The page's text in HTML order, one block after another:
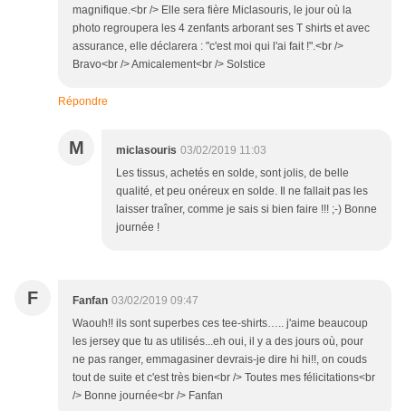
magnifique.<br /> Elle sera fière Miclasouris, le jour où la
photo regroupera les 4 zenfants arborant ses T shirts et avec
assurance, elle déclarera : "c'est moi qui l'ai fait !".<br />
Bravo<br /> Amicalement<br /> Solstice
Répondre
M miclasouris 03/02/2019 11:03
Les tissus, achetés en solde, sont jolis, de belle
qualité, et peu onéreux en solde. Il ne fallait pas les
laisser traîner, comme je sais si bien faire !!! ;-) Bonne
journée !
F Fanfan 03/02/2019 09:47
Waouh!! ils sont superbes ces tee-shirts….. j'aime beaucoup
les jersey que tu as utilisés...eh oui, il y a des jours où, pour
ne pas ranger, emmagasiner devrais-je dire hi hi!!, on couds
tout de suite et c'est très bien<br /> Toutes mes félicitations<br
/> Bonne journée<br /> Fanfan